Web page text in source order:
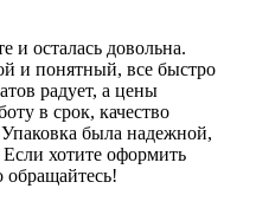
и осталась довольна.
и понятный, все быстро
радует, а цены
в срок, качество
была надежной,
хотите оформить
обращайтесь!